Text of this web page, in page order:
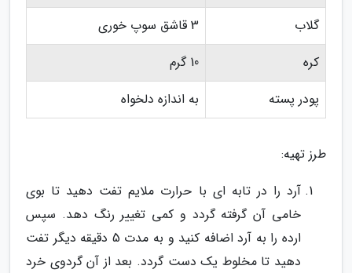
گلاب
3 قاشق سوپ خوری
کره
10 گرم
پودر پسته
به اندازه دلخواه
طرز تهیه:
آرد را در تابه ای با حرارت ملایم تفت دهید تا بوی
خامی آن گرفته گردد و کمی تغییر رنگ دهد. سپس
ارده را به آرد اضافه کنید و به مدت 5 دقیقه دیگر تفت
دهید تا مخلوط یک دست گردد. بعد از آن گردوی خرد